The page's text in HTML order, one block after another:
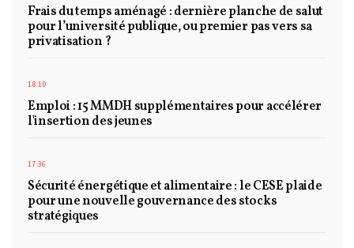
Frais du temps aménagé : dernière planche de salut
pour l’université publique, ou premier pas vers sa
privatisation ?
18:10
Emploi : 15 MMDH supplémentaires pour accélérer
l'insertion des jeunes
17:36
Sécurité énergétique et alimentaire : le CESE plaide
pour une nouvelle gouvernance des stocks
stratégiques